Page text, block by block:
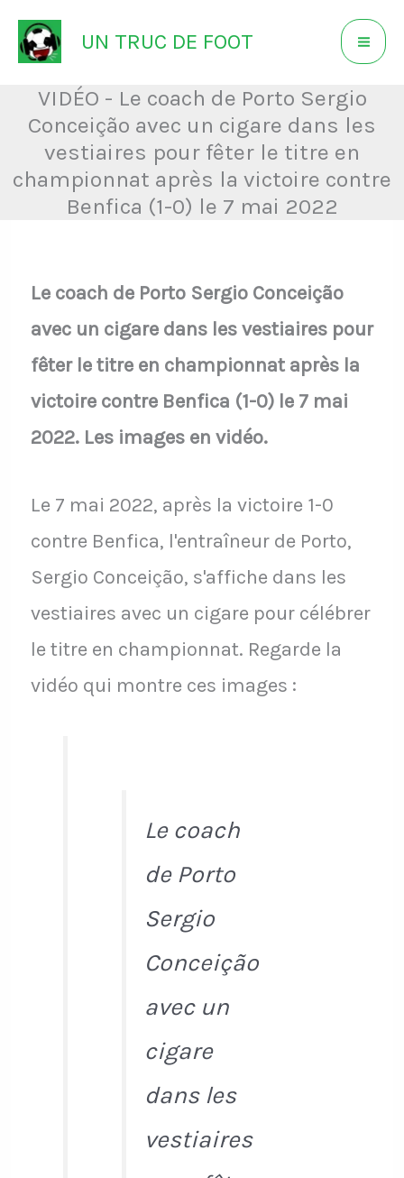
Aller
au
contenu
UN TRUC DE FOOT
VIDÉO - Le coach de Porto Sergio
Conceição avec un cigare dans les
vestiaires pour fêter le titre en
championnat après la victoire contre
Benfica (1-0) le 7 mai 2022
Le coach de Porto Sergio Conceição
avec un cigare dans les vestiaires pour
fêter le titre en championnat après la
victoire contre Benfica (1-0) le 7 mai
2022. Les images en vidéo.
Le 7 mai 2022, après la victoire 1-0
contre Benfica, l'entraîneur de Porto,
Sergio Conceição, s'affiche dans les
vestiaires avec un cigare pour célébrer
le titre en championnat. Regarde la
vidéo qui montre ces images :
Le coach
de Porto
Sergio
Conceição
avec un
cigare
dans les
vestiaires